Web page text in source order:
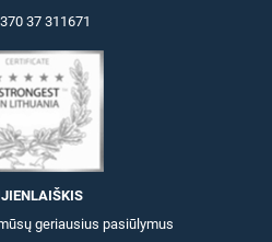
37 311671
geriausius pasiūlymus